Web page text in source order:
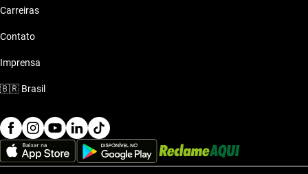
Carreiras
Contato
Imprensa
🇧🇷 Brasil